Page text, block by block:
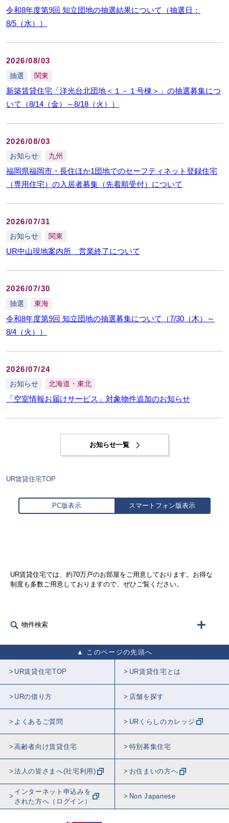
令和8年度第9回 知立団地の抽選結果について（抽選日：
8/5（水））
2026/08/03
抽選 関東
新築賃貸住宅「洋光台北団地＜１－１号棟＞」の抽選募集につ
いて（8/14（金）～8/18（火））
2026/08/03
お知らせ 九州
福岡県福岡市・長住ほか1団地でのセーフティネット登録住宅
（専用住宅）の入居者募集（先着順受付）について
2026/07/31
お知らせ 関東
UR中山現地案内所 営業終了について
2026/07/30
抽選 東海
令和8年度第9回 知立団地の抽選募集について（7/30（木）～
8/4（火））
2026/07/24
お知らせ 北海道・東北
「空室情報お届けサービス」対象物件追加のお知らせ
お知らせ一覧
UR賃貸住宅TOP
PC版表示 スマートフォン版表示
UR賃貸住宅では、約70万戸のお部屋をご用意しております。お得な
制度も多数ご用意しておりますので、ぜひご覧ください。
物件検索
このページの先頭へ
UR賃貸住宅TOP UR賃貸住宅とは
URの借り方 店舗を探す
よくあるご質問 URくらしのカレッジ
高齢者向け賃貸住宅 特別募集住宅
法人の皆さまへ(社宅利用) お住まいの方へ
インターネット申込みを
された方へ（ログイン）
Non Japanese